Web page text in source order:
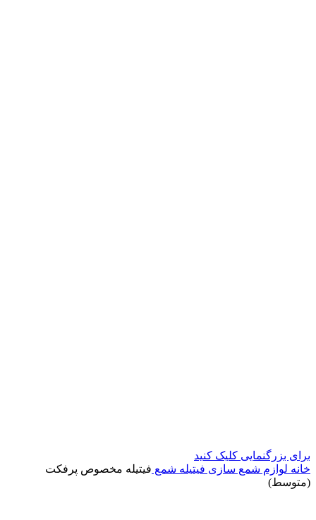
برای بزرگنمایی کلیک کنید
خانه لوازم شمع سازی فیتیله شمع فیتیله مخصوص پرفکت
(متوسط)